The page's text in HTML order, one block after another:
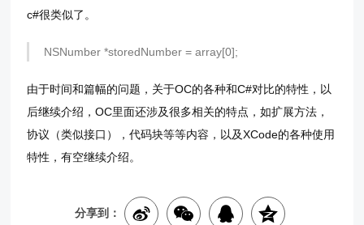
c#很类似了。
NSNumber *storedNumber = array[0];
由于时间和篇幅的问题，关于OC的各种和C#对比的特性，以
后继续介绍，OC里面还涉及很多相关的特点，如扩展方法，
协议（类似接口），代码块等等内容，以及XCode的各种使用
特性，有空继续介绍。
分享到：